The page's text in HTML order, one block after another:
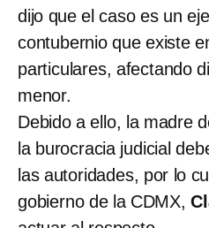
dijo que el caso es un
contubernio que existe
particulares, afectando
menor.
Debido a ello, la madre
la burocracia judicial
las autoridades, por lo
gobierno de la CDMX,